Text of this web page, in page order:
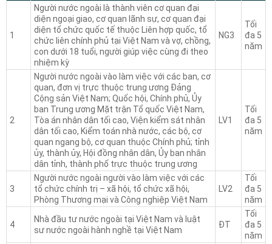
1
Người nước ngoài là thành viên cơ quan đại
diện ngoại giao, cơ quan lãnh sự, cơ quan đại
diện tổ chức quốc tế thuộc Liên hợp quốc, tổ
chức liên chính phủ tại Việt Nam và vợ, chồng,
con dưới 18 tuổi, người giúp việc cùng đi theo
nhiệm kỳ
NG3
Tối
đa 5
năm
2
Người nước ngoài vào làm việc với các ban, cơ
quan, đơn vị trực thuộc trung ương Đảng
Cộng sản Việt Nam; Quốc hội, Chính phủ, Ủy
ban Trung ương Mặt trận Tổ quốc Việt Nam,
Tòa án nhân dân tối cao, Viện kiểm sát nhân
dân tối cao, Kiểm toán nhà nước, các bộ, cơ
quan ngang bộ, cơ quan thuộc Chính phủ; tỉnh
ủy, thành ủy, Hội đồng nhân dân, Ủy ban nhân
dân tỉnh, thành phố trực thuộc trung ương
LV1
Tối
đa 5
năm
3
Người nước ngoài người vào làm việc với các
tổ chức chính trị – xã hội, tổ chức xã hội,
Phòng Thương mại và Công nghiệp Việt Nam
LV2
Tối
đa 5
năm
4
Nhà đầu tư nước ngoài tại Việt Nam và luật
sư nước ngoài hành nghề tại Việt Nam
ĐT
Tối
đa 5
năm